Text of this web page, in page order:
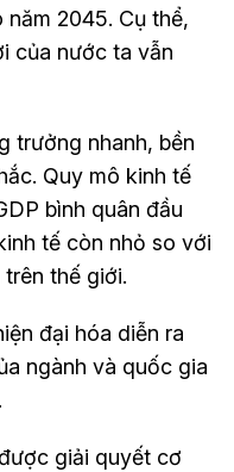
2045. Cụ thể,
của nước ta vẫn
trưởng nhanh, bền
Quy mô kinh tế
bình quân đầu
tế còn nhỏ so với
thế giới.
đại hóa diễn ra
ngành và quốc gia
giải quyết cơ